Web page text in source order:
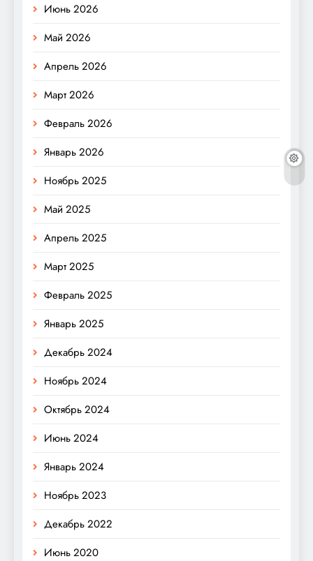
Июнь 2026
Май 2026
Апрель 2026
Март 2026
Февраль 2026
Январь 2026
Ноябрь 2025
Май 2025
Апрель 2025
Март 2025
Февраль 2025
Январь 2025
Декабрь 2024
Ноябрь 2024
Октябрь 2024
Июнь 2024
Январь 2024
Ноябрь 2023
Декабрь 2022
Июнь 2020